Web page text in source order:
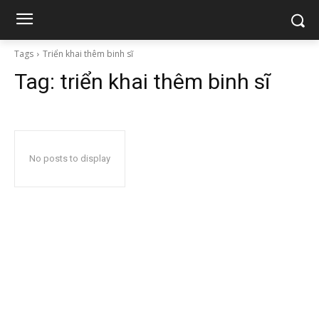
Tags Triển khai thêm binh sĩ
Tag: triển khai thêm binh sĩ
No posts to display